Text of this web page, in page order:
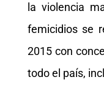
la violencia
femicidios se
2015 con
todo el país,